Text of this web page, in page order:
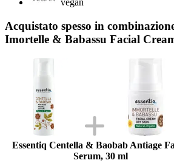
vegan
Acquistato spesso in
Imortelle & Babassu Facial
Essentiq Centella & Baobab Antiage
Serum, 30 ml